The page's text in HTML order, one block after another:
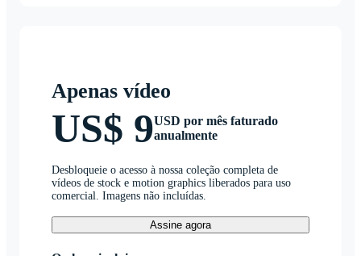
Apenas vídeo
US$ 9USD por mês faturado
anualmente
Desbloqueie o acesso à nossa coleção completa de
vídeos de stock e motion graphics liberados para uso
comercial. Imagens não incluídas.
Assine agora